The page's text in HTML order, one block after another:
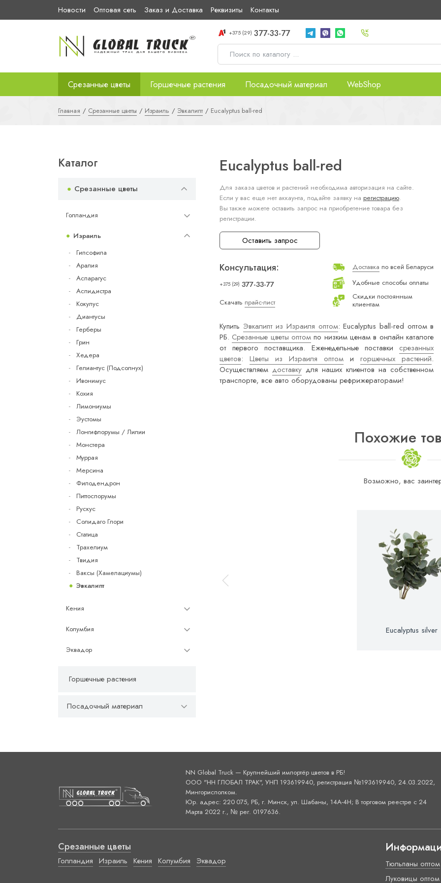
Новости Оптовая сеть Заказ и Доставка Реквизиты Контакты
+375 (29) 377-33-77
Срезанные цветы Горшечные растения Посадочный материал WebShop
Главная Срезанные цветы Израиль Эвкалипт Eucalyptus ball-red
Каталог
Срезанные цветы
Голландия
Израиль
Гипсофила
Аралия
Аспарагус
Аспидистра
Кокулус
Диантусы
Герберы
Грин
Хедера
Гелиантус (Подсолнух)
Ивонимус
Кохия
Лимониумы
Эустомы
Лонгифлорумы / Лилии
Монстера
Муррая
Мерсина
Филодендрон
Питтоспорумы
Рускус
Солидаго Глори
Статица
Трахелиум
Твидия
Ваксы (Хамелациумы)
Эвкалипт
Кения
Колумбия
Эквадор
Горшечные растения
Посадочный материал
Eucalyptus ball-red
Для заказа цветов и растений необходима авторизация на сайте.
Если у вас еще нет аккаунта, подайте заявку на регистрацию.
Вы также можете оставить запрос на приобретение товара без
регистрации.
Оставить запрос
Консультация:
+375 (29) 377-33-77
Скачать прайс-лист
Доставка по всей Беларуси
Удобные способы оплаты
Скидки постоянным
клиентам
Купить Эвкалипт из Израиля оптом: Eucalyptus ball-red оптом в
РБ. Срезанные цветы оптом по низким ценам в онлайн каталоге
от первого поставщика. Еженедельные поставкисрезанных
цветов:Цветы из Израиля оптом игоршечных растений.
Осуществляемдоставку для наших клиентов на собственном
транспорте, все авто оборудованы рефрижераторами!
Похожие
Возможно, вас
Eucalyptus silver
NN Global Truck — Крупнейший импортёр цветов в РБ!
ООО "НН ГЛОБАЛ ТРАК", УНП 193619940, регистрация №193619940, 24.03.2022,
Мингорисполком.
Юр. адрес: 220 075, РБ, г. Минск, ул. Шабаны, 14А-4H; В торговом реестре с 24
Марта 2022 г., № рег. 0197636.
Срезанные цветы
Голландия Израиль Кения Колумбия Эквадор
Тюльпаны оптом
Луковицы оптом